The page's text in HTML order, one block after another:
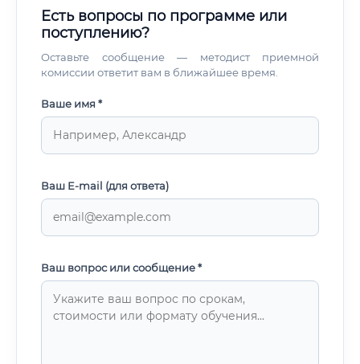
Есть вопросы по программе или
поступлению?
Оставьте сообщение — методист приемной
комиссии ответит вам в ближайшее время.
Ваше имя *
Ваш E-mail (для ответа)
Ваш вопрос или сообщение *